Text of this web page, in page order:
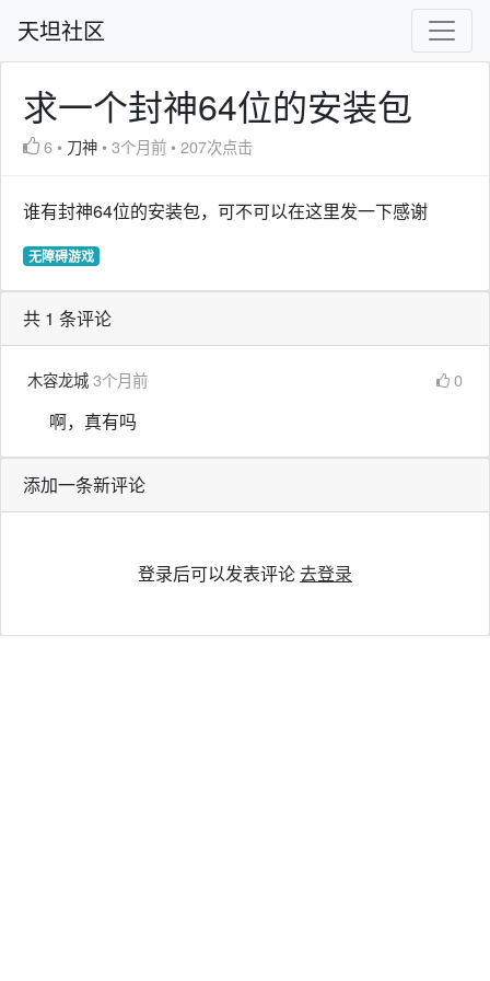
天坦社区
求一个封神64位的安装包
6 • 刀神 •3个月前 •207次点击
谁有封神64位的安装包，可不可以在这里发一下感谢
无障碍游戏
共 1 条评论
木容龙城3个月前 0
啊，真有吗
添加一条新评论
登录后可以发表评论去登录